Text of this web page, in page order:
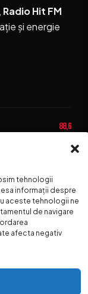
tehnologii
informații despre
aceste tehnologii ne
de navigare
afecta negativ
Radio Hit FM
și energie
88,6
94,2
94,3
95,1
88,2